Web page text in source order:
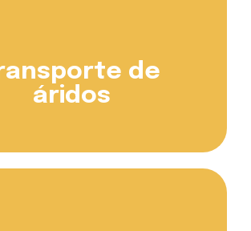
de
áridos